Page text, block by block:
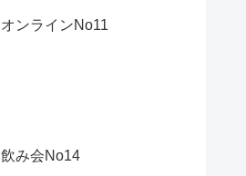
オンラインNo11
飲み会No14